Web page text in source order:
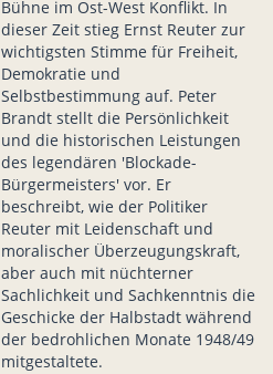
Bühne im Ost-West Konflikt. In
dieser Zeit stieg Ernst Reuter zur
wichtigsten Stimme für Freiheit,
Demokratie und
Selbstbestimmung auf. Peter
Brandt stellt die Persönlichkeit
und die historischen Leistungen
des legendären 'Blockade-
Bürgermeisters' vor. Er
beschreibt, wie der Politiker
Reuter mit Leidenschaft und
moralischer Überzeugungskraft,
aber auch mit nüchterner
Sachlichkeit und Sachkenntnis die
Geschicke der Halbstadt während
der bedrohlichen Monate 1948/49
mitgestaltete.